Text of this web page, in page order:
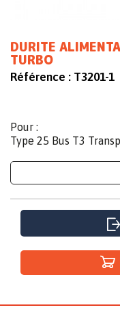
DURITE
TURBO
Référence : T3201-1
Pour :
Type 25 Bus T3